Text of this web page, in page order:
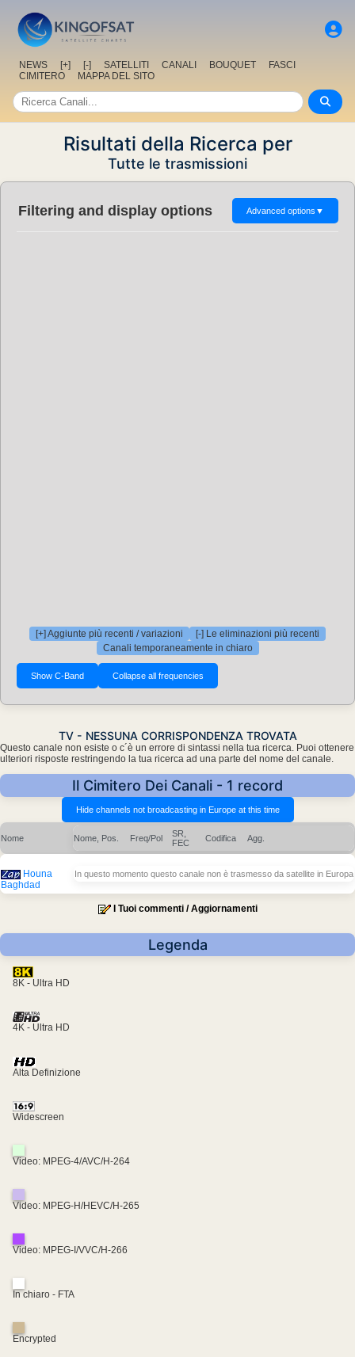
NEWS [+] [-] SATELLITI CANALI BOUQUET
FASCI
CIMITERO
MAPPA DEL SITO
Risultati della Ricerca per
Tutte le trasmissioni
Filtering and display options Advanced options ▼
[+] Aggiunte più recenti / variazioni
[-] Le eliminazioni più recenti
Canali temporaneamente in chiaro
TV - NESSUNA CORRISPONDENZA TROVATA
Questo canale non esiste o c´è un errore di sintassi nella tua ricerca. Puoi ottenere
ulteriori risposte restringendo la tua ricerca ad una parte del nome del canale.
Il Cimitero Dei Canali - 1 record
Nome Nome, Pos. Freq/Pol
SR,
FEC
Codifica Agg.
Houna
Baghdad
In questo momento questo canale non è trasmesso da satellite in Europa
I Tuoi commenti / Aggiornamenti
Legenda
8K - Ultra HD
4K - Ultra HD
Alta Definizione
Widescreen
Video: MPEG-4/AVC/H-264
Video: MPEG-H/HEVC/H-265
Video: MPEG-I/VVC/H-266
In chiaro - FTA
Encrypted